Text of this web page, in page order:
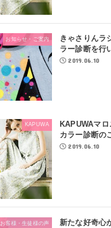
お知らせ・ご案内
きゃさりんラ
ラー診断を行
2019.06.10
KAPUWA
KAPUWAマ
カラー診断の
2019.06.10
お客様・生徒様の声
新たな好奇心